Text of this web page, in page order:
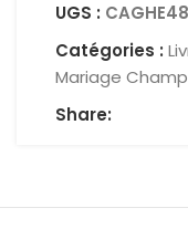
UGS :
Catégories :
Mariage
Share: